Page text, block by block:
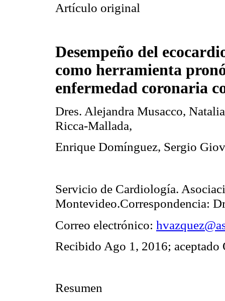
Artículo original
Desempeño del
como herramienta
enfermedad coronaria
Dres. Alejandra Musacco,
Ricca-Mallada,
Enrique Domínguez, Sergio
Servicio de Cardiología.
Montevideo.Correspondencia:
Correo electrónico:
Recibido Ago 1, 2016; aceptado
Resumen